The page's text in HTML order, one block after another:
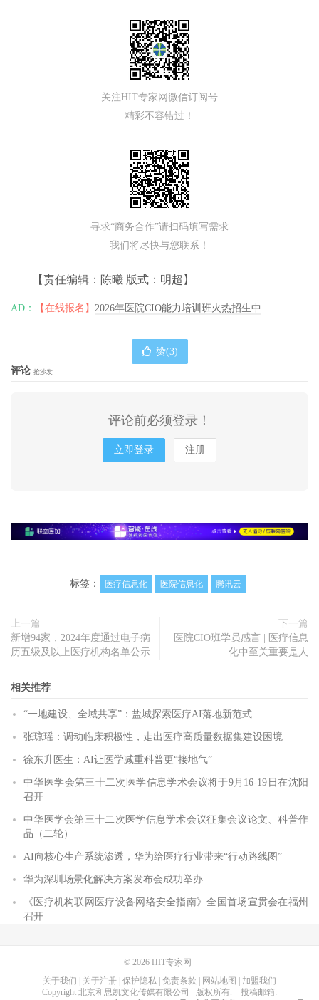
关注HIT专家网微信订阅号
精彩不容错过！
寻求“商务合作”请扫码填写需求
我们将尽快与您联系！
【责任编辑：陈曦 版式：明超】
AD： 【在线报名】 2026年医院CIO能力培训班火热招生中
赞(3)
评论 抢沙发
评论前必须登录！
立即登录 注册
标签： 医疗信息化 医院信息化 腾讯云
上一篇
新增94家，2024年度通过电子病
历五级及以上医疗机构名单公示
下一篇
医院CIO班学员感言 | 医疗信息
化中至关重要是人
相关推荐
“一地建设、全域共享”：盐城探索医疗AI落地新范式
张琼瑶：调动临床积极性，走出医疗高质量数据集建设困境
徐东升医生：AI让医学减重科普更“接地气”
中华医学会第三十二次医学信息学术会议将于9月16-19日在沈阳
召开
中华医学会第三十二次医学信息学术会议征集会议论文、科普作
品（二轮）
AI向核心生产系统渗透，华为给医疗行业带来“行动路线图”
华为深圳场景化解决方案发布会成功举办
《医疗机构联网医疗设备网络安全指南》全国首场宣贯会在福州
召开
© 2026 HIT专家网
关于我们
关于注册 保护隐私 免责条款 网站地图
加盟我们
Copyright 北京和思凯文化传媒有限公司 版权所有. 投稿邮箱: